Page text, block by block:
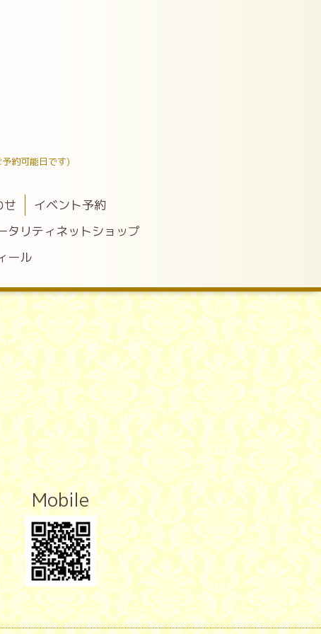
約可能日です)
せ
イベント予約
タリティネットショップ
ール
Mobile